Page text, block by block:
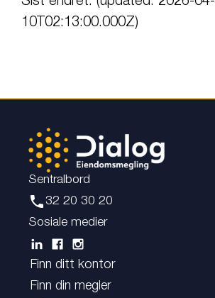
10T02:13:00.000Z)
Sentralbord
phone 32 20 30 20
Sosiale medier
Finn ditt kontor
Finn din megler